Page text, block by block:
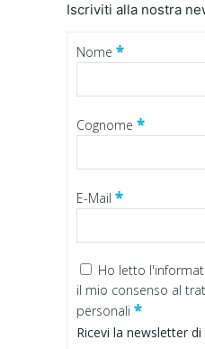
Iscriviti alla nostra
Nome *
Cognome *
E-Mail *
Ho letto
il mio consenso al
personali *
Ricevi la newsletter di